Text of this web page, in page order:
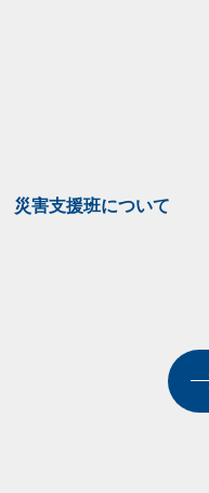
災害支援班について